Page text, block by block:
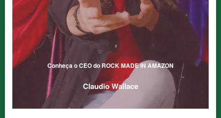
Conheça o CEO do ROCK MADE IN AMAZON
Claudio Wallace